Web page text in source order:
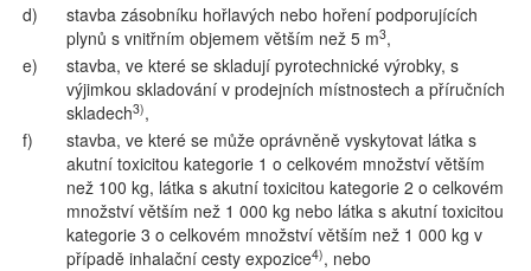
d)
stavba zásobníku hořlavých nebo hoření podporujících
plynů s vnitřním objemem větším než 5 m3,
e)
stavba, ve které se skladují pyrotechnické výrobky, s
výjimkou skladování v prodejních místnostech a příručních
skladech3),
f)
stavba, ve které se může oprávněně vyskytovat látka s
akutní toxicitou kategorie 1 o celkovém množství větším
než 100 kg, látka s akutní toxicitou kategorie 2 o celkovém
množství větším než 1 000 kg nebo látka s akutní toxicitou
kategorie 3 o celkovém množství větším než 1 000 kg v
případě inhalační cesty expozice4), nebo